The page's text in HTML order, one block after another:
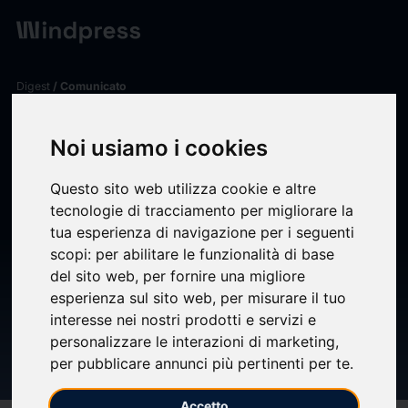
Noi usiamo i cookies
Questo sito web utilizza cookie e altre
tecnologie di tracciamento per migliorare la
tua esperienza di navigazione per i seguenti
scopi: per abilitare le funzionalità di base
del sito web, per fornire una migliore
esperienza sul sito web, per misurare il tuo
interesse nei nostri prodotti e servizi e
personalizzare le interazioni di marketing,
per pubblicare annunci più pertinenti per te.
Digest/ Comunicato
SOTTOSCRITTO CONTRATTO
PRELIMINARE PER
LACQUISIZIONE DEI RAMI
DAZIENDA DI SYNTHESIS3
S.R.L. ATTIVI NEI SETTORI
DELLA CONSULENZA IT E DEL
FACILITY MANAGEMENT